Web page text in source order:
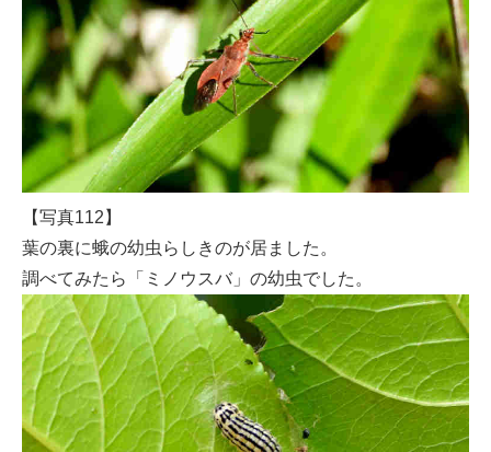
【写真112】
葉の裏に蛾の幼虫らしきのが居ました。
調べてみたら「ミノウスバ」の幼虫でした。